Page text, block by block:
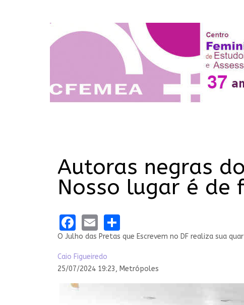
Autoras negras
Nosso lugar é de
Facebook
Email
O Julho das Pretas que Escrevem no DF realiza sua
Caio Figueiredo
25/07/2024 19:23, Metrópoles